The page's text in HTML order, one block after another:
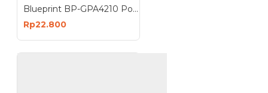
Blueprint BP-GPA4210 Polos Photo Paper A4 Anggrek
Rp22.800